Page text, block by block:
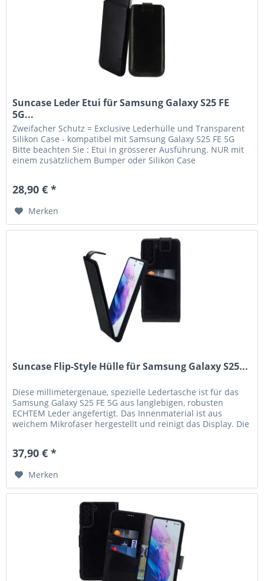
Suncase Leder Etui für Samsung Galaxy S25 FE
5G...
Zweifacher Schutz = Exclusive Lederhülle und Transparent
Silikon Case - kompatibel mit Samsung Galaxy S25 FE 5G
Bitte beachten Sie : Etui in grösserer Ausführung. NUR mit
einem zusätzlichem Bumper oder Silikon Case
28,90 € *
Merken
Suncase Flip-Style Hülle für Samsung Galaxy S25...
Diese millimetergenaue, spezielle Ledertasche ist für das
Samsung Galaxy S25 FE 5G aus langlebigen, robusten
ECHTEM Leder angefertigt. Das Innenmaterial ist aus
weichem Mikrofaser hergestellt und reinigt das Display. Die
37,90 € *
Merken